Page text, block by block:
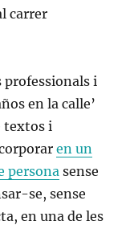
carrer
professionals i
en la calle’
textos i
en un
persona sense
se, sense
en una de les